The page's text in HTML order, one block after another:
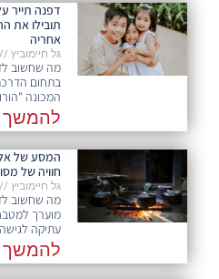
דפנה תייר
תובילו את
אחריה
גל חיימוביץ
מה שחשוב
בתחום
המכונה
להמשך
המסע של
חוויה של
גל חיימוביץ
מה שחשוב
מוערך
עתיקה לגישה
להמשך